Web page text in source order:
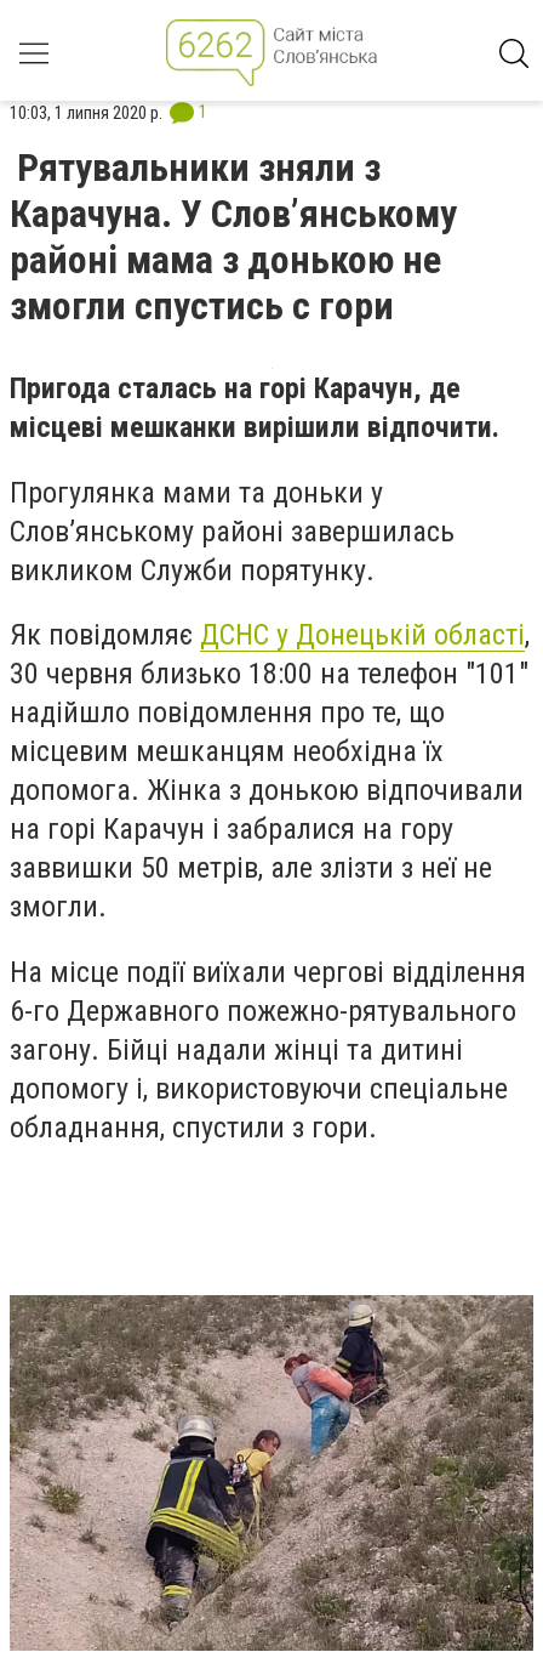
10:03, 1 липня 2020 р. 1
Рятувальники зняли з
Карачуна. У Слов’янському
районі мама з донькою не
змогли спустись с гори
Пригода сталась на горі Карачун, де
місцеві мешканки вирішили відпочити.
Прогулянка мами та доньки у
Слов’янському районі завершилась
викликом Служби порятунку.
Як повідомляє ДСНС у Донецькій області,
30 червня близько 18:00 на телефон "101"
надійшло повідомлення про те, що
місцевим мешканцям необхідна їх
допомога. Жінка з донькою відпочивали
на горі Карачун і забралися на гору
заввишки 50 метрів, але злізти з неї не
змогли.
На місце події виїхали чергові відділення
6-го Державного пожежно-рятувального
загону. Бійці надали жінці та дитині
допомогу і, використовуючи спеціальне
обладнання, спустили з гори.